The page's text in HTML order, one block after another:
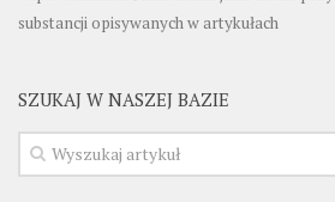
substancji opisywanych w artykułach
SZUKAJ W NASZEJ BAZIE